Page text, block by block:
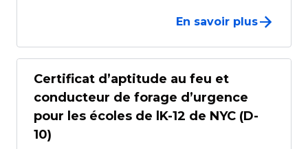
En savoir plus
Certificat d’aptitude au feu et
conducteur de forage d’urgence
pour les écoles de lK-12 de NYC (D-
10)